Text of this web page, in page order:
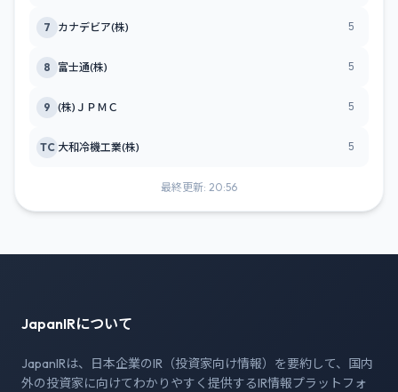
7 カナデビア(株) 5
8 富士通(株) 5
9 (株)ＪＰＭＣ 5
TC 大和冷機工業(株) 5
最終更新: 20:56
JapanIRについて
JapanIRは、日本企業のIR（投資家向け情報）を要約して、国内
外の投資家に向けてわかりやすく提供するIR情報プラットフォ